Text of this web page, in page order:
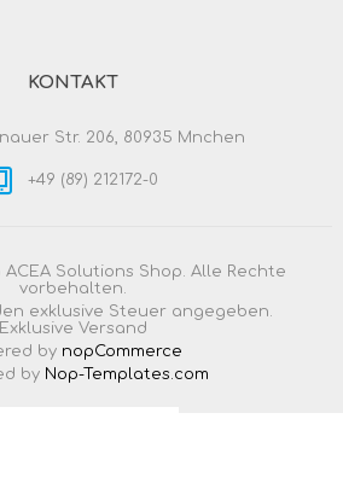
KONTAKT
Str. 206, 80935 Mnchen
+49 (89) 212172-0
Solutions Shop. Alle Rechte
vorbehalten.
exklusive Steuer angegeben.
Exklusive Versand
by nopCommerce
by Nop-Templates.com